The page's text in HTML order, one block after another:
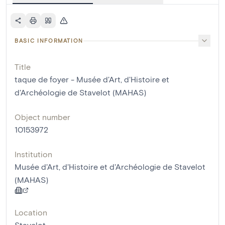
BASIC INFORMATION
Title
taque de foyer - Musée d'Art, d'Histoire et
d'Archéologie de Stavelot (MAHAS)
Object number
10153972
Institution
Musée d'Art, d'Histoire et d'Archéologie de Stavelot
(MAHAS)
Location